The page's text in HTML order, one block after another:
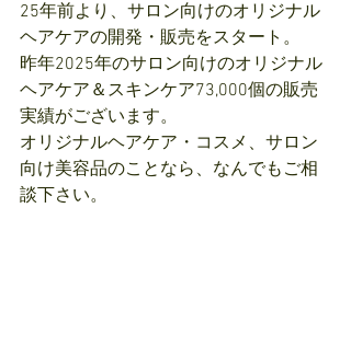
25年前より、サロン向けのオリジナル
ヘアケアの開発・販売をスタート。
昨年2025年のサロン向けのオリジナル
ヘアケア＆スキンケア73,000個の販売
実績がございます。
オリジナルヘアケア・コスメ、サロン
向け美容品のことなら、なんでもご相
談下さい。